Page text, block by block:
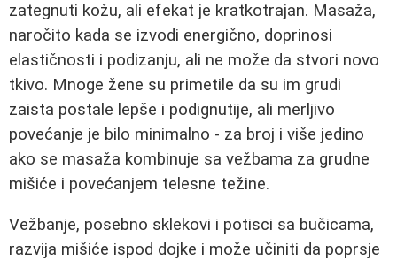
zategnuti kožu, ali efekat je kratkotrajan. Masaža,
naročito kada se izvodi energično, doprinosi
elastičnosti i podizanju, ali ne može da stvori novo
tkivo. Mnoge žene su primetile da su im grudi
zaista postale lepše i podignutije, ali merljivo
povećanje je bilo minimalno - za broj i više jedino
ako se masaža kombinuje sa vežbama za grudne
mišiće i povećanjem telesne težine.
Vežbanje, posebno sklekovi i potisci sa bučicama,
razvija mišiće ispod dojke i može učiniti da poprsje